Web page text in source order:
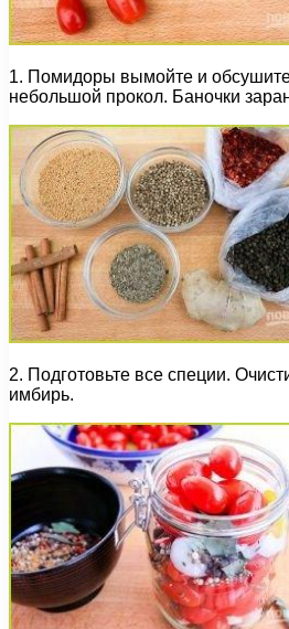
1. Помидоры вымойте и
небольшой прокол. Баночки
2. Подготовьте все специи.
имбирь.